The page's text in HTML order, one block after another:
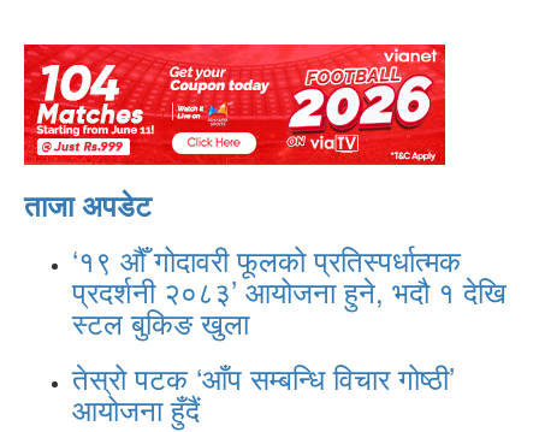
ताजा अपडेट
‘१९ औँ गोदावरी फूलको प्रतिस्पर्धात्मक
प्रदर्शनी २०८३’ आयोजना हुने, भदौ १ देखि
स्टल बुकिङ खुला
तेस्रो पटक ‘आँप सम्बन्धि विचार गोष्ठी’
आयोजना हुँदैं